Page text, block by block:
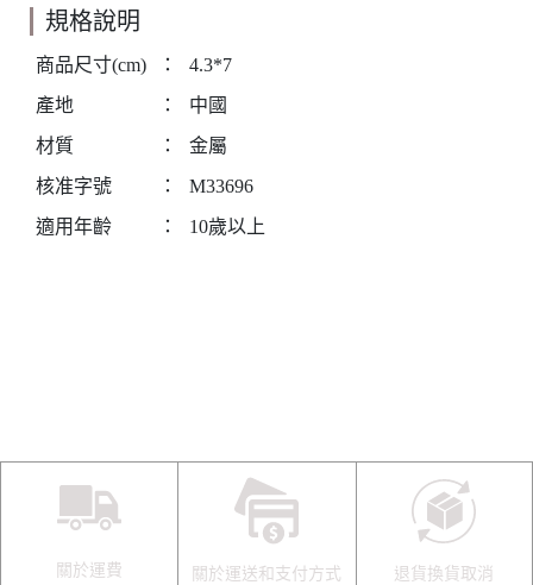
規格說明
商品尺寸(cm) ：
4.3*7
產地
：
中國
材質
：
金屬
核准字號
：
M33696
適用年齡
： 10歲以上
關於運費 關於運送和支付方式 退貨換貨取消